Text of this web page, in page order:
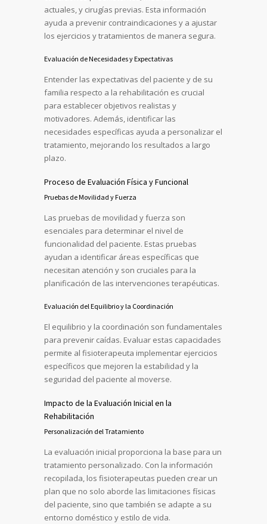
actuales, y cirugías previas. Esta información
ayuda a prevenir contraindicaciones y a ajustar
los ejercicios y tratamientos de manera segura.
Evaluación de Necesidades y Expectativas
Entender las expectativas del paciente y de su
familia respecto a la rehabilitación es crucial
para establecer objetivos realistas y
motivadores. Además, identificar las
necesidades específicas ayuda a personalizar el
tratamiento, mejorando los resultados a largo
plazo.
Proceso de Evaluación Física y Funcional
Pruebas de Movilidad y Fuerza
Las pruebas de movilidad y fuerza son
esenciales para determinar el nivel de
funcionalidad del paciente. Estas pruebas
ayudan a identificar áreas específicas que
necesitan atención y son cruciales para la
planificación de las intervenciones terapéuticas.
Evaluación del Equilibrio y la Coordinación
El equilibrio y la coordinación son fundamentales
para prevenir caídas. Evaluar estas capacidades
permite al fisioterapeuta implementar ejercicios
específicos que mejoren la estabilidad y la
seguridad del paciente al moverse.
Impacto de la Evaluación Inicial en la
Rehabilitación
Personalización del Tratamiento
La evaluación inicial proporciona la base para un
tratamiento personalizado. Con la información
recopilada, los fisioterapeutas pueden crear un
plan que no solo aborde las limitaciones físicas
del paciente, sino que también se adapte a su
entorno doméstico y estilo de vida.